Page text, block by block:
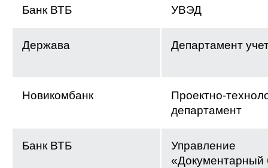
Банк ВТБ УВЭД
Держава Департамент
Новикомбанк
Проектно-
департамент
Банк ВТБ
Управление
«Документарный